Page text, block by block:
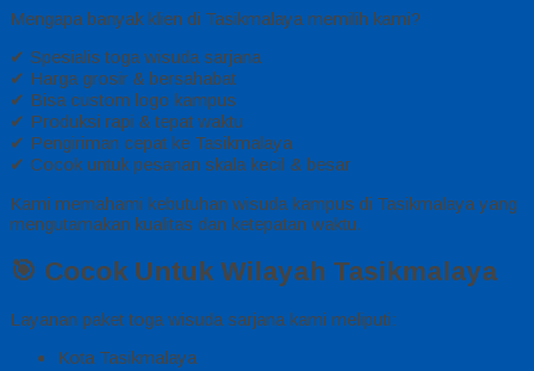
Mengapa banyak klien di Tasikmalaya memilih kami?
✔ Spesialis toga wisuda sarjana
✔ Harga grosir & bersahabat
✔ Bisa custom logo kampus
✔ Produksi rapi & tepat waktu
✔ Pengiriman cepat ke Tasikmalaya
✔ Cocok untuk pesanan skala kecil & besar
Kami memahami kebutuhan wisuda kampus di Tasikmalaya yang
mengutamakan kualitas dan ketepatan waktu.
🎯 Cocok Untuk Wilayah Tasikmalaya
Layanan paket toga wisuda sarjana kami meliputi:
Kota Tasikmalaya